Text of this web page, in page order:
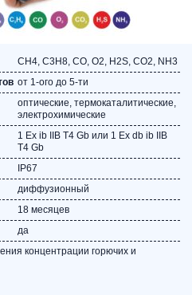
CH4, C3Н8, CO, O2, Н2S, СО2, NH3
от 1-ого до 5-ти
оптические, термокаталитические,
электрохимические
1 Ex ib IIВ Т4 Gb или 1 Ex db ib IIВ
Т4 Gb
IP67
диффузионный
18 месяцев
да
концентрации горючих и